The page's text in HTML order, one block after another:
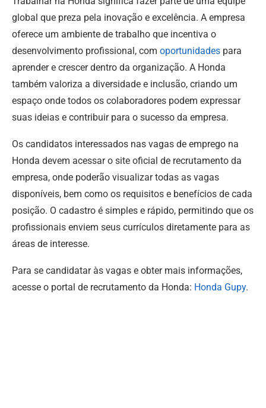
global que preza pela inovação e excelência. A empresa
oferece um ambiente de trabalho que incentiva o
desenvolvimento profissional, com oportunidades para
aprender e crescer dentro da organização. A Honda
também valoriza a diversidade e inclusão, criando um
espaço onde todos os colaboradores podem expressar
suas ideias e contribuir para o sucesso da empresa.
Os candidatos interessados nas vagas de emprego na
Honda devem acessar o site oficial de recrutamento da
empresa, onde poderão visualizar todas as vagas
disponíveis, bem como os requisitos e benefícios de cada
posição. O cadastro é simples e rápido, permitindo que os
profissionais enviem seus currículos diretamente para as
áreas de interesse.
Para se candidatar às vagas e obter mais informações,
acesse o portal de recrutamento da Honda: Honda Gupy.